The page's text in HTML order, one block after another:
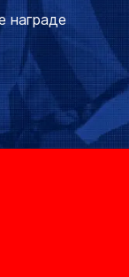
награде